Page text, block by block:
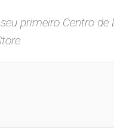
primeiro Centro